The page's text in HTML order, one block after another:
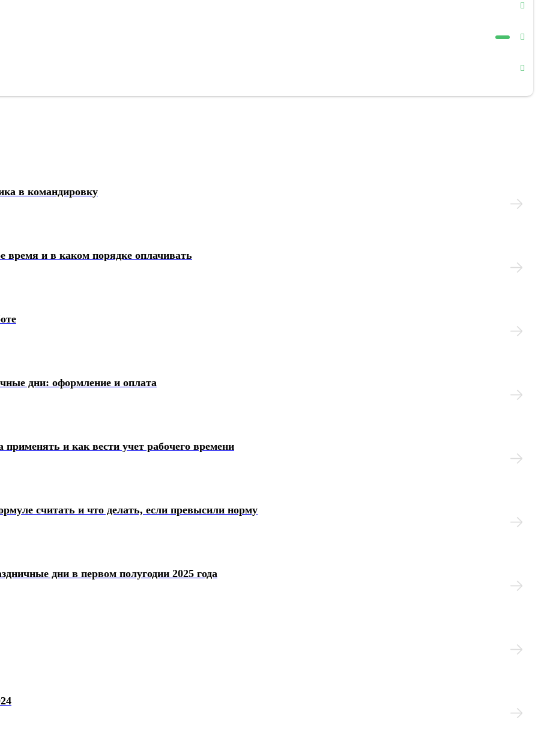
в командировку
время и в каком порядке оплачивать
дни: оформление и оплата
и как вести учет рабочего времени
считать и что делать, если превысили норму
дни в первом полугодии 2025 года